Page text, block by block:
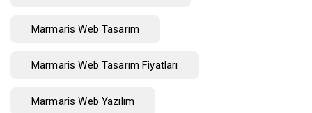
Marmaris Web Tasarım
Marmaris Web Tasarım Fiyatları
Marmaris Web Yazılım